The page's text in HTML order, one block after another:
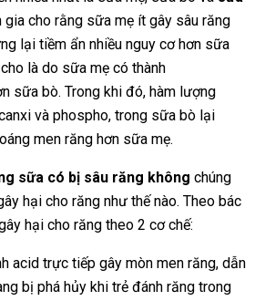
gia cho rằng sữa mẹ ít gây sâu răng
lại tiềm ẩn nhiều nguy cơ hơn sữa
là do sữa mẹ có thành
sữa bò. Trong khi đó, hàm lượng
và phospho, trong sữa bò lại
men răng hơn sữa mẹ.
sữa có bị sâu răng không chúng
hại cho răng như thế nào. Theo bác
hại cho răng theo 2 cơ chế:
acid trực tiếp gây mòn men răng, dẫn
bị phá hủy khi trẻ đánh răng trong